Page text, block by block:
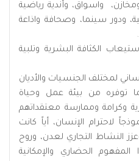
واسواق، وأندية رياضية
ودور سينما، وصحافة واذاعة
الكثافة البشرية وتلبية
لمختلف الجنسيات والأديان
بما توفره من بيئة عمل وحياة
وكرامة وممارسة معتقداتهم
لاحترام الإنسان، أياً كانت
النشاط التجاري لعدن، وروح
الحضاري والإمكانية